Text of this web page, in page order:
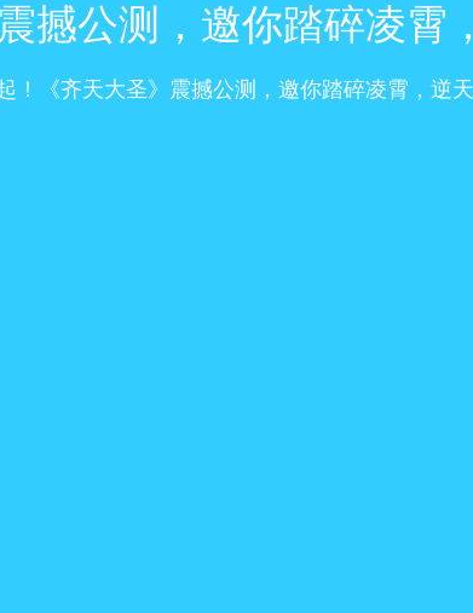
撼公测，邀你踏碎凌霄
！《齐天大圣》震撼公测，邀你踏碎凌霄，逆天